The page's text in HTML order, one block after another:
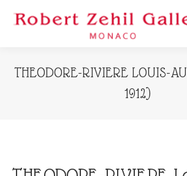
THEODORE-RIVIERE LOUIS-
1912)